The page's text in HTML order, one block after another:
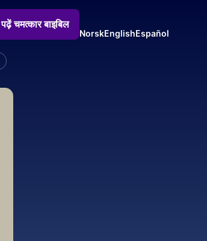
पढ़ें चमत्कार बाइबिल
NorskEnglishEspañol